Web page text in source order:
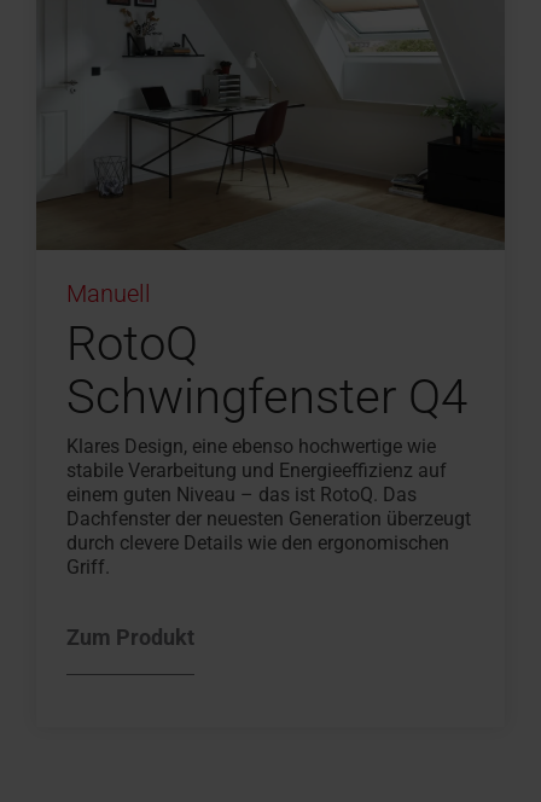
Manuell
RotoQ
Schwingfenster Q4
Klares Design, eine ebenso hochwertige wie
stabile Verarbeitung und Energieeffizienz auf
einem guten Niveau – das ist RotoQ. Das
Dachfenster der neuesten Generation überzeugt
durch clevere Details wie den ergonomischen
Griff.
Zum Produkt